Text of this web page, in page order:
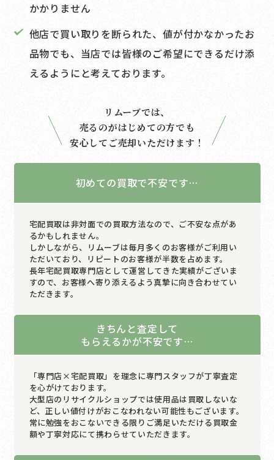
かかりません
他店で買い取りを断られた、値が付かなかったお
品物でも、 当店では皆様のご希望にできるだけ添
えるようにと考えております。
リムーブでは、
売るのがはじめての方でも
安心してご売却いただけます！
初めての買取で不安です…
宅配買取は非対面での買取方法なので、ご不安な点があ
るかもしれません。
しかしながら、リムーブは毎月多くのお客様がご利用い
ただいており、リピートのお客様が半数を占めます。
長年宅配買取専門店として運営してきた実績がございま
すので、お客様へ寄り添えるよう真摯に向き合わせてい
ただきます。
きちんと査定して
もらえるかが不安です…
「専門店×宅配買取」を理念に専門スタッフが丁寧査定
を心がけております。
大型店のリサイクルショップでは使用品は買取しないな
ど、正しい値付けがおこなわれない可能性もございます。
常に勉強をおこないできる限りご満足いただける買取金
額や丁寧対応にて携わらせていただきます。